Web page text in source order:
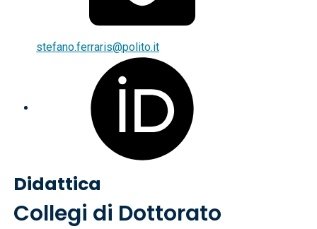
stefano.ferraris@polito.it
Didattica
Collegi di Dottorato